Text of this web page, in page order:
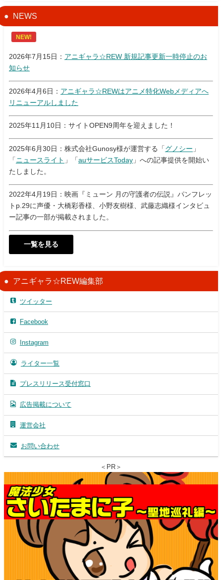
NEWS
NEW!
2026年7月15日： アニギャラ☆REW 新規記事更新一時停止のお
知らせ
2026年4月6日： アニギャラ☆REWはアニメ特化Webメディアへ
リニューアルしました
2025年11月10日：サイトOPEN9周年を迎えました！
2025年6月30日：株式会社Gunosy様が運営する「 グノシー 」
「 ニュースライト 」「auサービスToday 」への記事提供を開始い
たしました。
2022年4月19日：映画『ミューン 月の守護者の伝説』パンフレッ
トp.29に声優・大橋彩香様、小野友樹様、武藤志織様インタビュ
ー記事の一部が掲載されました。
一覧を見る
アニギャラ☆REW編集部
ツイッター
Facebook
Instagram
ライター一覧
プレスリリース受付窓口
広告掲載について
運営会社
お問い合わせ
＜PR＞